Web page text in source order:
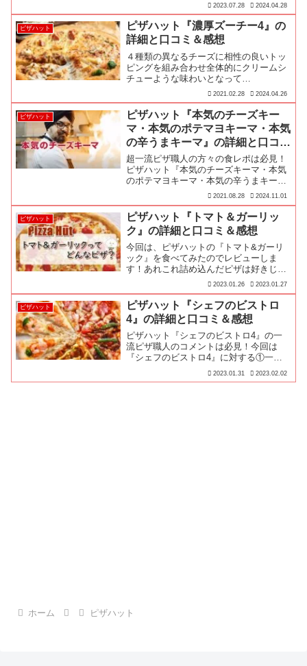
2023年7月28日(金)～7月30日の3日間限
定で開催しています♪
2023.07.28 2024.04.28
ピザハット
ピザハット『濃厚ズーチー4』の
詳細と口コミ＆感想
４種類の異なるチーズに相性の良いトッ
ピングを組み合わせ全体的にクリームシ
チューような味わいとなって…
2021.02.28 2024.04.26
ピザハット
ピザハット『本気のチーズキー
マ・本気のポテマヨキーマ・本気
の辛うまキーマ』の詳細と口コミ
＆感想
超一流ピザ職人の方々の食レポは必見！
ピザハット『本気のチーズキーマ・本気
のポテマヨキーマ・本気の辛うまキー
マ』は、カレーのおいしさを追及、ピリ
を魅せしめる逸品！
2021.08.28 2024.11.01
ピザハット
ピザハット『トマト＆ガーリッ
ク』の詳細と口コミ＆感想
今回は、ピザハットの『トマト&ガーリ
ック』を食べてみたのでレビューしま
す！あれこれ詰め込んだピザは好きじゃ
ないけど、味にパンチがないのも嫌！と
いう方におすすめのピザでした♪
2023.01.26 2023.01.27
ピザハット
ピザハット『シェフのビストロ
4』の詳細と口コミ＆感想
ピザハット『シェフのビストロ4』の一
流ピザ職人のコメントは必見！今回は
『シェフのビストロ4』に対する①一流
ピザ職人の評価、②実際に食べたレビュ
ー、③詳細、④口コミの順にお届けしま
2023.01.31 2023.02.02
ホーム ピザハット